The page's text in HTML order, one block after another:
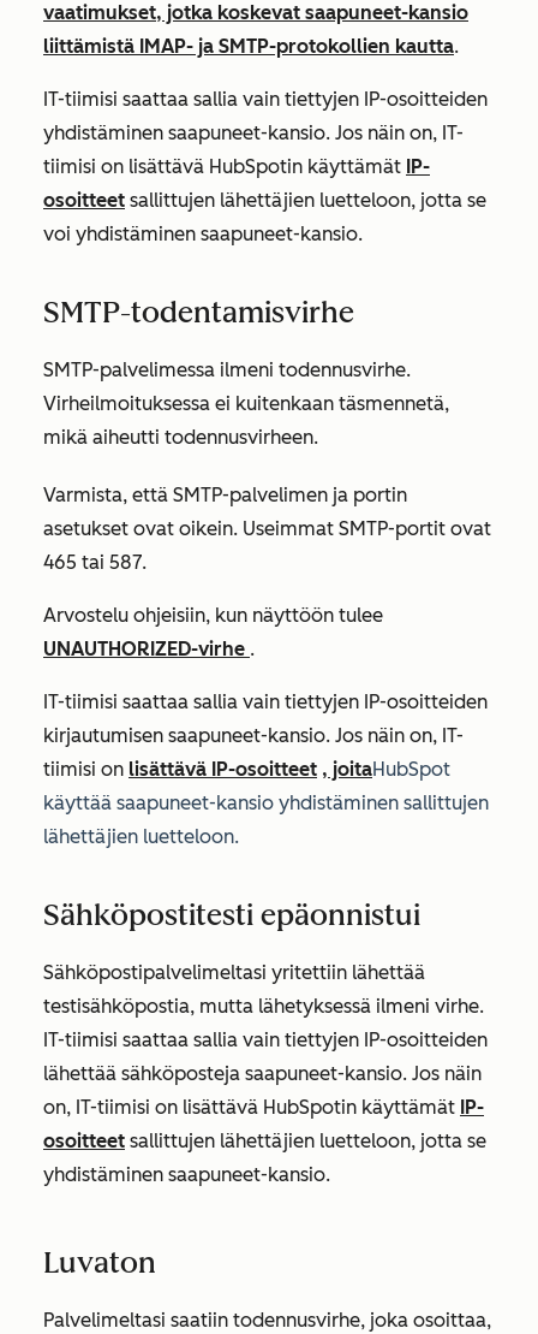
vaatimukset, jotka koskevat saapuneet-kansio
liittämistä IMAP- ja SMTP-protokollien kautta.
IT-tiimisi saattaa sallia vain tiettyjen IP-osoitteiden
yhdistäminen saapuneet-kansio. Jos näin on, IT-
tiimisi on lisättävä HubSpotin käyttämät IP-
osoitteet sallittujen lähettäjien luetteloon, jotta se
voi yhdistäminen saapuneet-kansio.
SMTP-todentamisvirhe
SMTP-palvelimessa ilmeni todennusvirhe.
Virheilmoituksessa ei kuitenkaan täsmennetä,
mikä aiheutti todennusvirheen.
Varmista, että SMTP-palvelimen ja portin
asetukset ovat oikein. Useimmat SMTP-portit ovat
465 tai 587.
Arvostelu ohjeisiin, kun näyttöön tulee
UNAUTHORIZED-virhe .
IT-tiimisi saattaa sallia vain tiettyjen IP-osoitteiden
kirjautumisen saapuneet-kansio. Jos näin on, IT-
tiimisi on lisättävä IP-osoitteet , joitaHubSpot
käyttää saapuneet-kansio yhdistäminen sallittujen
lähettäjien luetteloon.
Sähköpostitesti epäonnistui
Sähköpostipalvelimeltasi yritettiin lähettää
testisähköpostia, mutta lähetyksessä ilmeni virhe.
IT-tiimisi saattaa sallia vain tiettyjen IP-osoitteiden
lähettää sähköposteja saapuneet-kansio. Jos näin
on, IT-tiimisi on lisättävä HubSpotin käyttämät IP-
osoitteet sallittujen lähettäjien luetteloon, jotta se
yhdistäminen saapuneet-kansio.
Luvaton
Palvelimeltasi saatiin todennusvirhe, joka osoittaa,